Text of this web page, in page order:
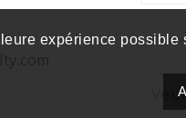
expérience